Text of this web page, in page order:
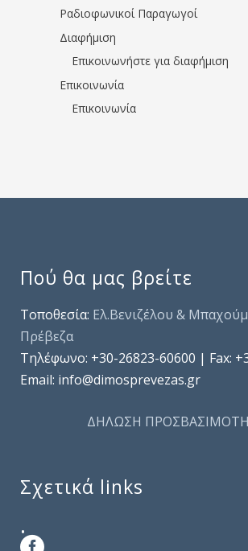
Ραδιοφωνικοί Παραγωγοί
Διαφήμιση
Επικοινωνήστε για διαφήμιση
Επικοινωνία
Επικοινωνία
Πού θα μας βρείτε
Τοποθεσία: Ελ.Βενιζέλου &
Πρέβεζα
Τηλέφωνo: +30-26823-60600 | Fax:
Email: info@dimosprevezas.gr
ΔΗΛΩΣΗ
Σχετικά links
.